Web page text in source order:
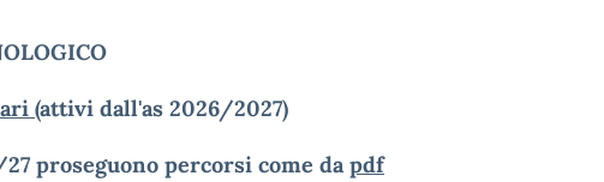
(attivi dall'as 2026/2027)
proseguono percorsi come dapdf